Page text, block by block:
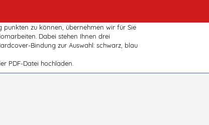
zu können, übernehmen wir für Sie
Dabei stehen Ihnen drei
Bindung zur Auswahl: schwarz, blau
PDF-Datei hochladen.